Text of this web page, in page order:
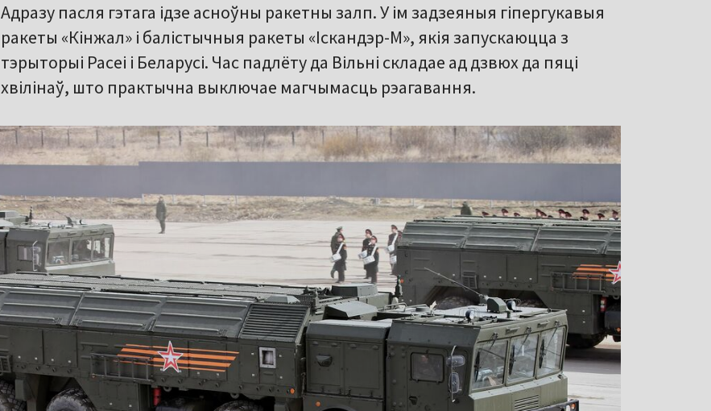
Адразу пасля гэтага ідзе асноўны ракетны залп. У ім задзеяныя гіпергукавыя
ракеты «Кінжал» і балістычныя ракеты «Іскандэр-М», якія запускаюцца з
тэрыторыі Расеі і Беларусі. Час падлёту да Вільні складае ад дзвюх да пяці
хвілінаў, што практычна выключае магчымасць рэагавання.